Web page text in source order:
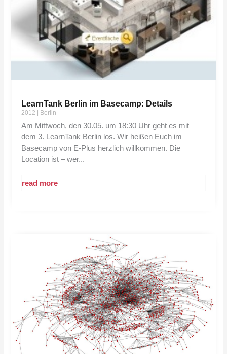
LearnTank Berlin im Basecamp: Details
2012 Berlin
Am Mittwoch, den 30.05. um 18:30 Uhr geht es mit
dem 3. LearnTank Berlin los. Wir heißen Euch im
Basecamp von E-Plus herzlich willkommen. Die
Location ist – wer...
read more